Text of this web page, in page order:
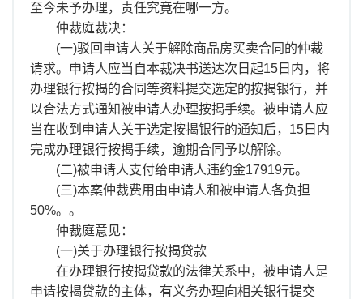
至今未予办理，责任究竟在哪一方。
仲裁庭裁决：
(一)驳回申请人关于解除商品房买卖合同的仲裁
请求。申请人应当自本裁决书送达次日起15日内，将
办理银行按揭的合同等资料提交选定的按揭银行，并
以合法方式通知被申请人办理按揭手续。被申请人应
当在收到申请人关于选定按揭银行的通知后，15日内
完成办理银行按揭手续，逾期合同予以解除。
(二)被申请人支付给申请人违约金17919元。
(三)本案仲裁费用由申请人和被申请人各负担
50%。。
仲裁庭意见：
(一)关于办理银行按揭贷款
在办理银行按揭贷款的法律关系中，被申请人是
申请按揭贷款的主体，有义务办理向相关银行提交